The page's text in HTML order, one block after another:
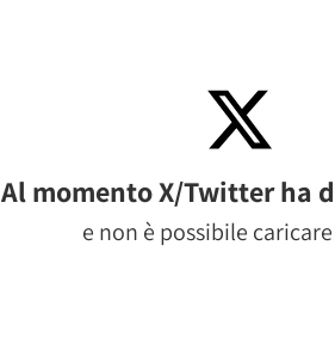
Al momento X/Twitter ha
e non è possibile